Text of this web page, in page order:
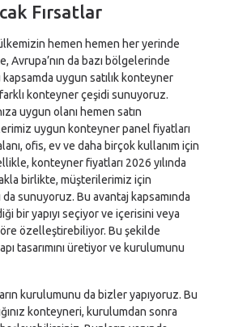
Fırsatlar
hemen hemen her yerinde
Avrupa’nın da bazı bölgelerinde
kapsamda uygun satılık konteyner
konteyner çeşidi sunuyoruz.
uygun olanı hemen satın
uygun konteyner panel fiyatları
ofis, ev ve daha birçok kullanım için
konteyner fiyatları 2026 yılında
birlikte, müşterilerimiz için
sunuyoruz. Bu avantaj kapsamında
bir yapıyı seçiyor ve içerisini veya
göre özelleştirebiliyor. Bu şekilde
tasarımını üretiyor ve kurulumunu
kurulumunu da bizler yapıyoruz. Bu
konteyneri, kurulumdan sonra